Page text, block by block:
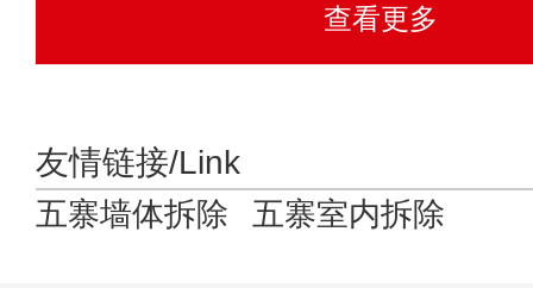
查看更多
友情链接/Link
五寨墙体拆除 五寨室内拆除